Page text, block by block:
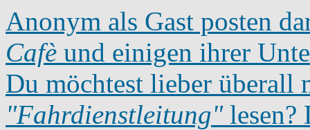
Anonym als Gast posten
Cafè und einigen ihrer
Du möchtest lieber überall
"Fahrdienstleitung"lesen?